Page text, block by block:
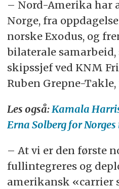
– Nord-Amerika
Norge, fra
norske Exodus, og
bilaterale
skipssjef ved KNM
Ruben Grepne-
Les også:Kamala
Erna Solberg for
– At vi er den første
fullintegreres og
amerikansk «carrier